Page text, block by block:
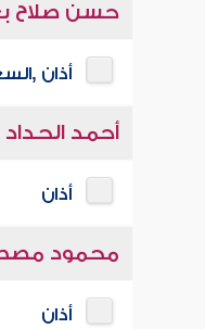
حسن صلاح
أذان
أحمد الحداد
أذان
محمود
أذان